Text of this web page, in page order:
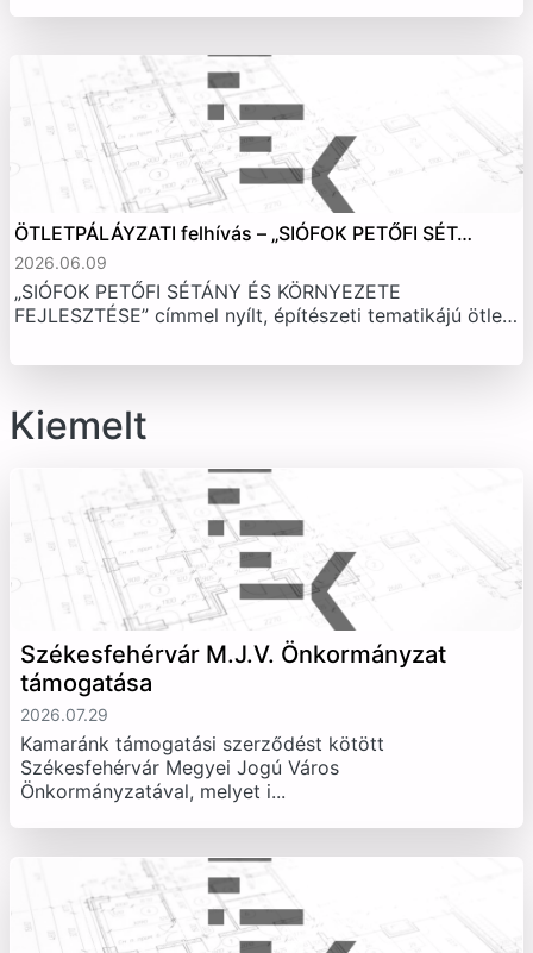
ÖTLETPÁLÁYZATI felhívás – „SIÓFOK PETŐFI SÉT…
2026.06.09
„SIÓFOK PETŐFI SÉTÁNY ÉS KÖRNYEZETE
FEJLESZTÉSE” címmel nyílt, építészeti tematikájú ötle…
Kiemelt
Székesfehérvár M.J.V. Önkormányzat
támogatása
2026.07.29
Kamaránk támogatási szerződést kötött
Székesfehérvár Megyei Jogú Város
Önkormányzatával, melyet i...